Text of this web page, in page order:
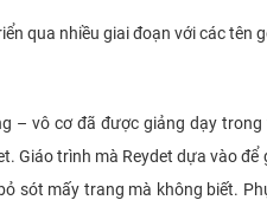
qua nhiều giai đoạn với các tên
– vô cơ đã được giảng dạy
Giáo trình mà Reydet dựa vào
sót mấy trang mà không biết.